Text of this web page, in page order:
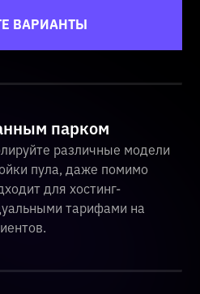
ВАРИАНТЫ
парком
различные модели
пула, даже помимо
для хостинг-
тарифами на